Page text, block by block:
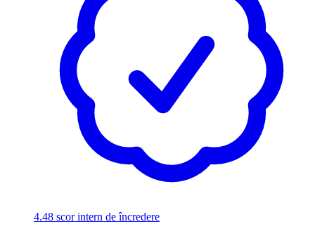
4.48 scor intern de încredere